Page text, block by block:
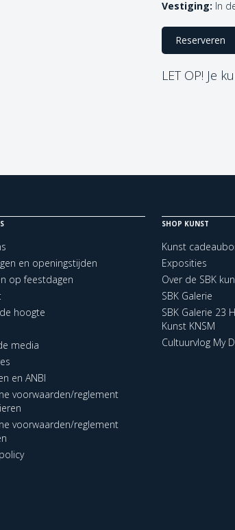
Vestiging: In
Reserveren
LET OP! Je
en openingstijden
op feestdagen
hoogte
media
en ANBI
voorwaarden/reglement
voorwaarden/reglement
SHOP KUNST
Kunst
Exposities
Over de SBK
SBK Galerie
SBK Galerie 23
Kunst KNSM
Cultuurvlog My